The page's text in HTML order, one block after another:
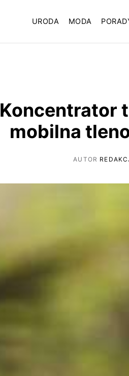
URODA MODA
Koncentrator
mobilna
AUTOR